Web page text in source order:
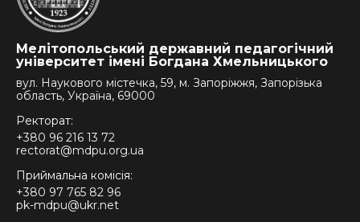
Мелітопольський державний педагогічний
університет імені Богдана Хмельницького
вул. Наукового містечка, 59, м. Запоріжжя, Запорізька
область, Україна, 69000
Ректорат:
+380 96 216 13 72
rectorat@mdpu.org.ua
Приймальна комісія:
+380 97 765 82 96
pk-mdpu@ukr.net